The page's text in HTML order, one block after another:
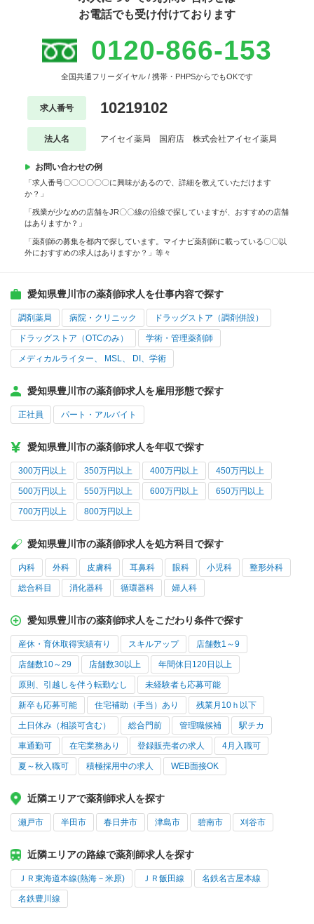
お電話でも受け付けております
0120-866-153
全国共通フリーダイヤル / 携帯・PHPSからでもOKです
求人番号 10219102
法人名 アイセイ薬局 国府店 株式会社アイセイ薬局
お問い合わせの例
「求人番号〇〇〇〇〇〇に興味があるので、詳細を教えていただけます
か？」
「残業が少なめの店舗をJR〇〇線の沿線で探していますが、おすすめの店舗
はありますか？」
「薬剤師の募集を都内で探しています。マイナビ薬剤師に載っている〇〇以
外におすすめの求人はありますか？」等々
愛知県豊川市の薬剤師求人を仕事内容で探す
調剤薬局 病院・クリニック ドラッグストア（調剤併設）
ドラッグストア（OTCのみ） 学術・管理薬剤師
メディカルライター、 MSL、 DI、学術
愛知県豊川市の薬剤師求人を雇用形態で探す
正社員 パート・アルバイト
愛知県豊川市の薬剤師求人を年収で探す
300万円以上 350万円以上 400万円以上 450万円以上
500万円以上 550万円以上 600万円以上 650万円以上
700万円以上 800万円以上
愛知県豊川市の薬剤師求人を処方科目で探す
内科 外科 皮膚科 耳鼻科 眼科 小児科 整形外科
総合科目 消化器科 循環器科 婦人科
愛知県豊川市の薬剤師求人をこだわり条件で探す
産休・育休取得実績有り スキルアップ 店舗数1～9
店舗数10～29 店舗数30以上 年間休日120日以上
原則、引越しを伴う転勤なし 未経験者も応募可能
新卒も応募可能 住宅補助（手当）あり 残業月10ｈ以下
土日休み（相談可含む） 総合門前 管理職候補 駅チカ
車通勤可 在宅業務あり 登録販売者の求人 4月入職可
夏～秋入職可 積極採用中の求人 WEB面接OK
近隣エリアで薬剤師求人を探す
瀬戸市 半田市 春日井市 津島市 碧南市 刈谷市
近隣エリアの路線で薬剤師求人を探す
ＪＲ東海道本線(熱海－米原) ＪＲ飯田線 名鉄名古屋本線
名鉄豊川線